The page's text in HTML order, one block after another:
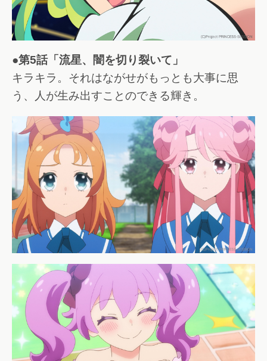
●第5話「流星、闇を切り裂いて」
キラキラ。それはながせがもっとも大事に思
う、人が生み出すことのできる輝き。